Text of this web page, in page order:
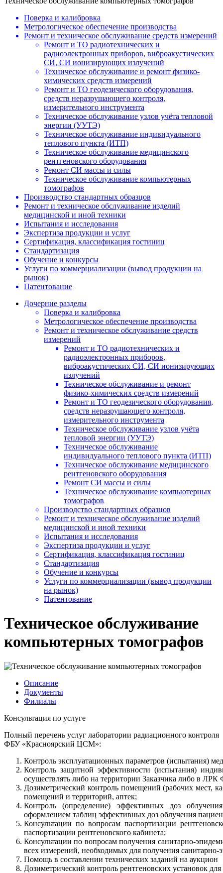
Поверка и калибровка
Метрологическое обеспечение производства
Ремонт и техническое обслуживание средств измерений
Ремонт и ТО радиотехнических и
радиоэлектронных приборов, виброакустических
СИ, СИ ионизирующих излучений
Техническое обслуживание и ремонт физико-
химических средств измерений
Ремонт и ТО геодезического оборудования,
средств неразрушающего контроля,
измерительного инструмента
Техническое обслуживание узлов учёта тепловой
энергии (УУТЭ)
Техническое обслуживание индивидуального
теплового пункта (ИТП)
Техническое обслуживание медицинского
рентгеновского оборудования
Ремонт СИ массы и силы
Техническое обслуживание компьютерных
томографов
Производство стандартных образцов
Ремонт и техническое обслуживание изделий
медицинской и иной техники
Испытания и исследования
Экспертиза продукции и услуг
Сертификация, классификация гостиниц
Стандартизация
Обучение и конкурсы
Услуги по коммерциализации (вывод продукции на
рынок)
Патентование
Дочерние разделы
Поверка и калибровка
Метрологическое обеспечение производства
Ремонт и техническое обслуживание средств
измерений
Ремонт и ТО радиотехнических и
радиоэлектронных приборов,
виброакустических СИ, СИ ионизирующих
излучений
Техническое обслуживание и ремонт
физико-химических средств измерений
Ремонт и ТО геодезического оборудования,
средств неразрушающего контроля,
измерительного инструмента
Техническое обслуживание узлов учёта
тепловой энергии (УУТЭ)
Техническое обслуживание
индивидуального теплового пункта (ИТП)
Техническое обслуживание медицинского
рентгеновского оборудования
Ремонт СИ массы и силы
Техническое обслуживание компьютерных
томографов
Производство стандартных образцов
Ремонт и техническое обслуживание изделий
медицинской и иной техники
Испытания и исследования
Экспертиза продукции и услуг
Сертификация, классификация гостиниц
Стандартизация
Обучение и конкурсы
Услуги по коммерциализации (вывод продукции
на рынок)
Патентование
Техническое обслуживание
компьютерных томографов
Описание
Документы
Филиалы
Консультация по услуге
Полный перечень услуг лаборатории радиационного контроля
ФБУ «Красноярский ЦСМ»:
Контроль эксплуатационных параметров (испытания)
Контроль защитной эффективности (испытания)
осуществлять либо на территории Заказчика либо в
Дозиметрический контроль помещений (рабочих
помещений и территорий, аптек;
Контроль (определение) эффективных доз
оформлением таблиц эффективных доз облучения
Консультации по вопросам паспортизации
паспортизации рентгеновского кабинета;
Консультации по вопросам получения санитарно-
всех измерений, необходимых для получения
Помощь в составлении технических заданий на аукцион
Дозиметрический контроль рентгеновских установок